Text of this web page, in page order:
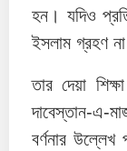
হন। যদিও
ইসলাম গ্রহণ
তার দেয়া
দাবেস্তান-এ-
বর্ণনার